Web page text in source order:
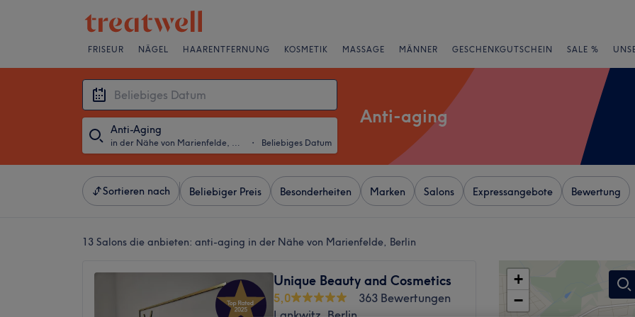
FRISEUR NÄGEL HAARENTFERNUNG KOSMETIK MASSAGE MÄNNER GESCHENKGUTSCHEIN SALE %
Anti-Aging
in der Nähe von Marienfelde, Berlin ・ Beliebiges Datum
Anti-aging
Sortieren nach Beliebiger Preis Besonderheiten Marken Salons Expressangebote Bewertung
13 Salons die anbieten: anti-aging in der Nähe von Marienfelde, Berlin
Unique Beauty and Cosmetics
5,0
363 Bewertungen
+
−